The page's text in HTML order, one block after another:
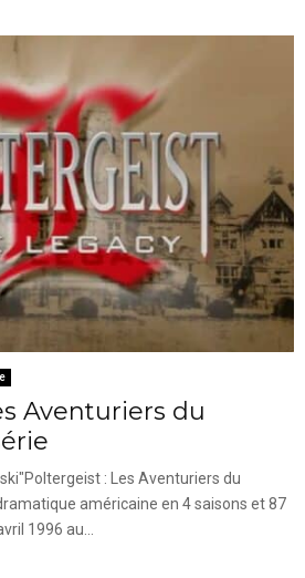
Aventuriers du
: Les Aventuriers du
américaine en 4 saisons et 87
1996 au...